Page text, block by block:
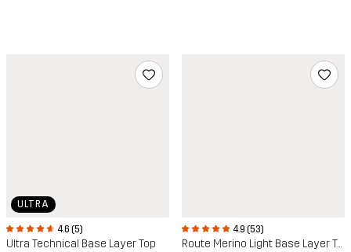
ULTRA
4.6 (5)
Ultra Technical Base Layer Top
4.9 (53)
Route Merino Light Base Layer Top